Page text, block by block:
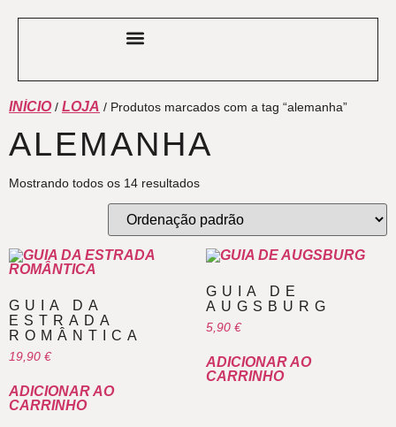
INÍCIO/ LOJA / Produtos marcados com a tag “alemanha”
ALEMANHA
Mostrando todos os 14 resultados
GUIA DA
ESTRADA
ROMÂNTICA
19,90 €
ADICIONAR AO
CARRINHO
GUIA DE
AUGSBURG
5,90 €
ADICIONAR AO
CARRINHO